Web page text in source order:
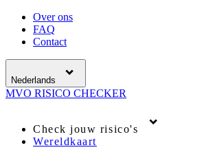
Over ons
FAQ
Contact
Nederlands
MVO RISICO CHECKER
Check jouw risico's
Wereldkaart